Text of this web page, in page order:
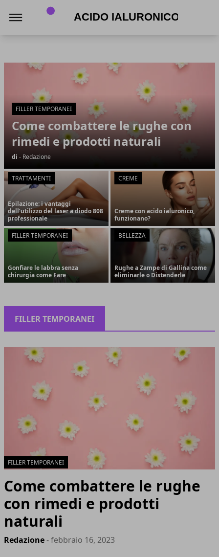
Articoli in Evidenza
FILLER TEMPORANEI
Come combattere le rughe con
rimedi e prodotti naturali
di - Redazione
TRATTAMENTI
Epilazione: i vantaggi
dell’utilizzo del laser a diodo 808
professionale
CREME
Creme con acido ialuronico,
funzionano?
FILLER TEMPORANEI
Gonfiare le labbra senza
chirurgia come Fare
BELLEZZA
Rughe a Zampe di Gallina come
eliminarle o Distenderle
FILLER TEMPORANEI
FILLER TEMPORANEI
Come combattere le rughe
con rimedi e prodotti
naturali
Redazione- febbraio 16, 2023